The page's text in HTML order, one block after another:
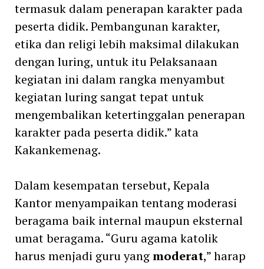
termasuk dalam penerapan karakter pada
peserta didik. Pembangunan karakter,
etika dan religi lebih maksimal dilakukan
dengan luring, untuk itu Pelaksanaan
kegiatan ini dalam rangka menyambut
kegiatan luring sangat tepat untuk
mengembalikan ketertinggalan penerapan
karakter pada peserta didik.” kata
Kakankemenag.
Dalam kesempatan tersebut, Kepala
Kantor menyampaikan tentang moderasi
beragama baik internal maupun eksternal
umat beragama. “Guru agama katolik
harus menjadi guru yangmoderat,” harap